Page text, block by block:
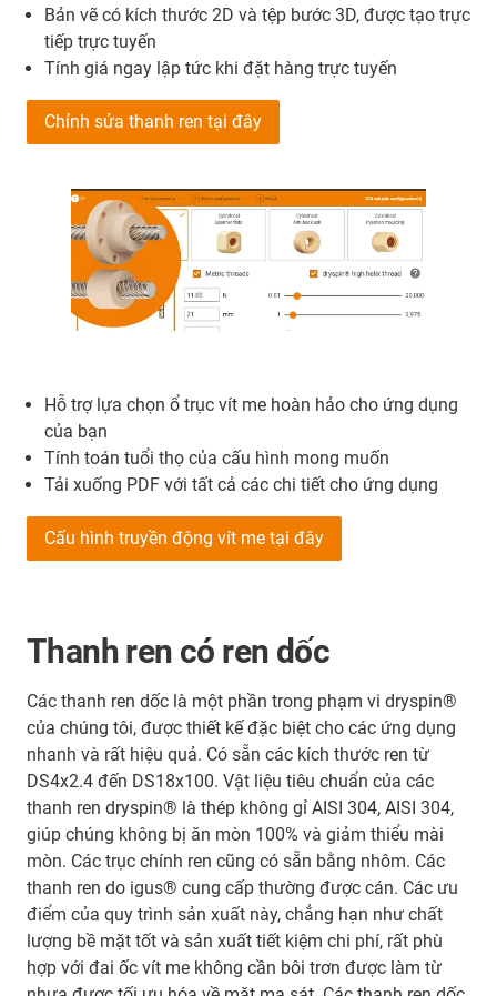
Bản vẽ có kích thước 2D và tệp bước 3D, được tạo trực
tiếp trực tuyến
Tính giá ngay lập tức khi đặt hàng trực tuyến
Chỉnh sửa thanh ren tại đây
Hỗ trợ lựa chọn ổ trục vít me hoàn hảo cho ứng dụng
của bạn
Tính toán tuổi thọ của cấu hình mong muốn
Tải xuống PDF với tất cả các chi tiết cho ứng dụng
Cấu hình truyền động vít me tại đây
Thanh ren có ren dốc
Các thanh ren dốc là một phần trong phạm vi dryspin®
của chúng tôi, được thiết kế đặc biệt cho các ứng dụng
nhanh và rất hiệu quả. Có sẵn các kích thước ren từ
DS4x2.4 đến DS18x100. Vật liệu tiêu chuẩn của các
thanh ren dryspin® là thép không gỉ AISI 304, AISI 304,
giúp chúng không bị ăn mòn 100% và giảm thiểu mài
mòn. Các trục chính ren cũng có sẵn bằng nhôm. Các
thanh ren do igus® cung cấp thường được cán. Các ưu
điểm của quy trình sản xuất này, chẳng hạn như chất
lượng bề mặt tốt và sản xuất tiết kiệm chi phí, rất phù
hợp với đai ốc vít me không cần bôi trơn được làm từ